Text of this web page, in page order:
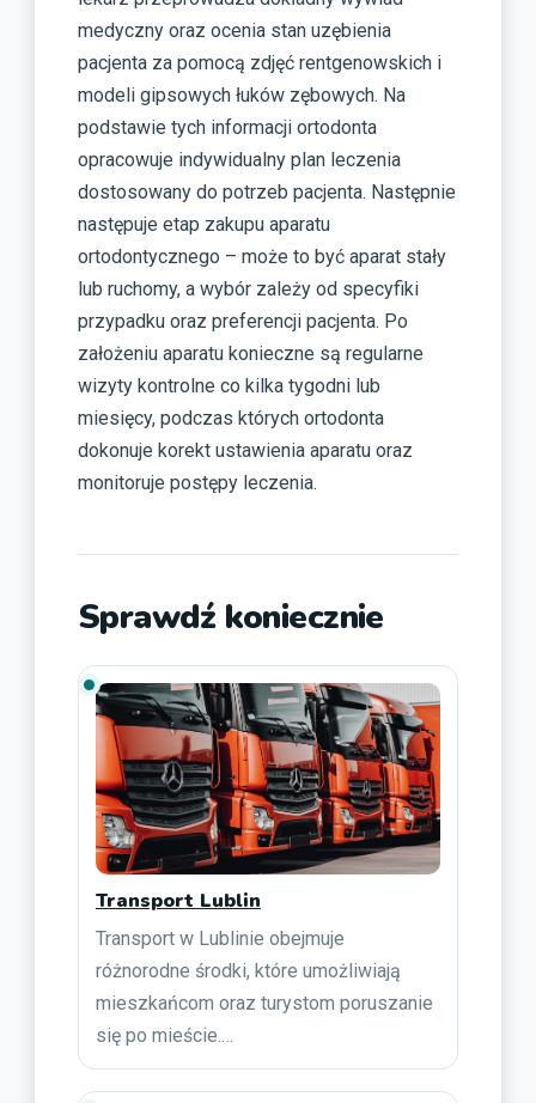
medyczny oraz ocenia stan uzębienia
pacjenta za pomocą zdjęć rentgenowskich i
modeli gipsowych łuków zębowych. Na
podstawie tych informacji ortodonta
opracowuje indywidualny plan leczenia
dostosowany do potrzeb pacjenta. Następnie
następuje etap zakupu aparatu
ortodontycznego – może to być aparat stały
lub ruchomy, a wybór zależy od specyfiki
przypadku oraz preferencji pacjenta. Po
założeniu aparatu konieczne są regularne
wizyty kontrolne co kilka tygodni lub
miesięcy, podczas których ortodonta
dokonuje korekt ustawienia aparatu oraz
monitoruje postępy leczenia.
Sprawdź koniecznie
Transport Lublin
Transport w Lublinie obejmuje
różnorodne środki, które umożliwiają
mieszkańcom oraz turystom poruszanie
się po mieście.…